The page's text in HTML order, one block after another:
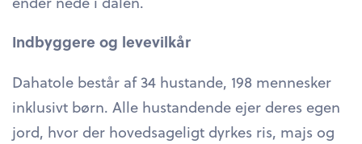
Indbyggere og levevilkår
Dahatole består af 34 hustande, 198 mennesker
inklusivt børn. Alle hustandende ejer deres egen
jord, hvor der hovedsageligt dyrkes ris, majs og